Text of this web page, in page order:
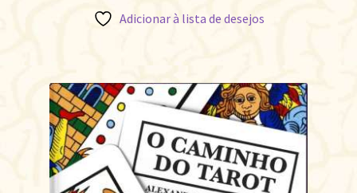
Adicionar à lista de desejos